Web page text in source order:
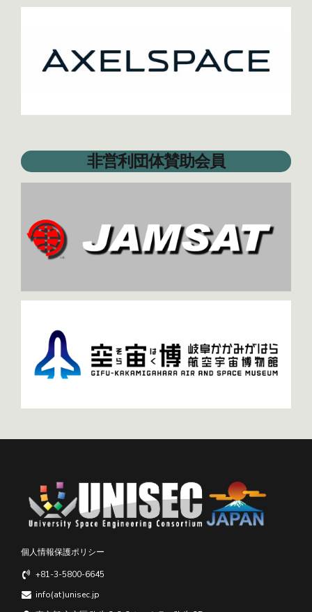
非営利団体賛助会員
個人情報保護ポリシー
+81-3-5800-6645
info(at)unisec.jp